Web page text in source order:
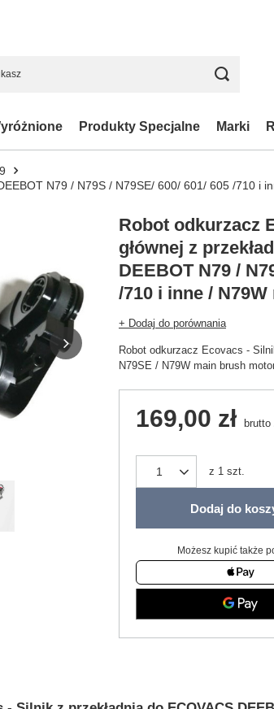
Produkty Specjalne Marki
N79 / N79S / N79SE/ 600/ 601/ 605 /710 i
Robot odkurzacz
głównej z
DEEBOT N79 /
/710 i inne /
+ Dodaj do porównania
Robot odkurzacz Ecovacs -
N79SE / N79W main brush
169,00 zł brutto
z 1 szt.
Dodaj do
Możesz kupić także